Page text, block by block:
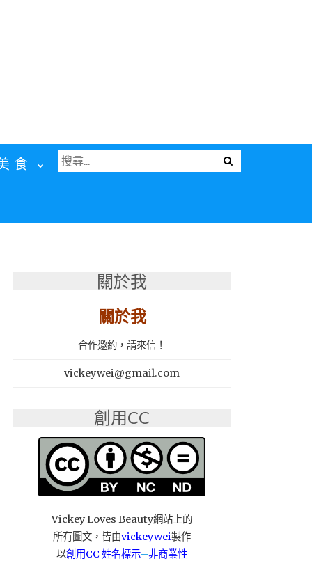
食
Menu
搜
尋
關於我
關於我
合作邀約，請來信！
vickeywei@gmail.com
創用CC
Vickey Loves Beauty網站上的
所有圖文，皆由vickeywei製作
以創用CC 姓名標示–非商業性